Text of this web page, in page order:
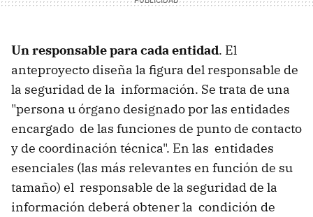
Un responsable para cada entidad. El
anteproyecto diseña la figura del responsable de
la seguridad de la información. Se trata de una
"persona u órgano designado por las entidades
encargado de las funciones de punto de contacto
y de coordinación técnica". En las entidades
esenciales (las más relevantes en función de su
tamaño) el responsable de la seguridad de la
información deberá obtener la condición de